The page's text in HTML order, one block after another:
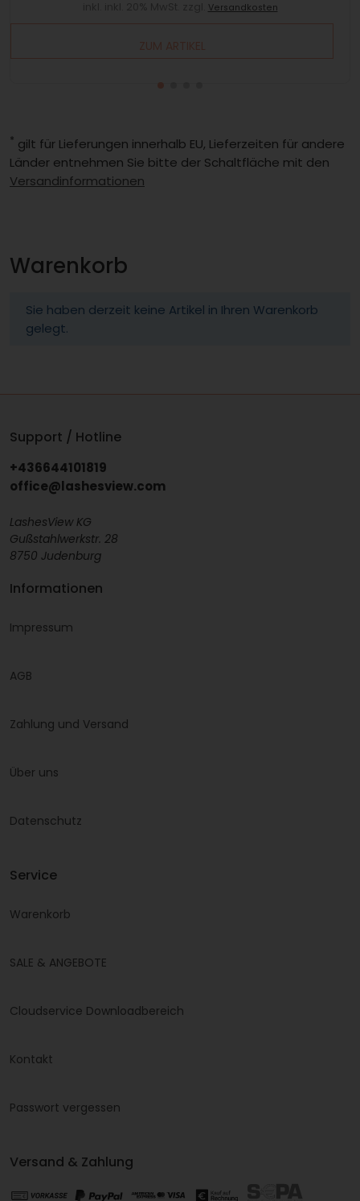
Versandkosten
ZUM ARTIKEL
* gilt für Lieferungen innerhalb EU, Lieferzeiten für andere
Länder entnehmen Sie bitte der Schaltfläche mit den
Versandinformationen
Warenkorb
Sie haben derzeit keine Artikel in Ihren Warenkorb
gelegt.
Support / Hotline
+436644101819
office@lashesview.com
LashesView KG
Gußstahlwerkstr. 28
8750 Judenburg
Informationen
Impressum
AGB
Zahlung und Versand
Über uns
Datenschutz
Service
Warenkorb
SALE & ANGEBOTE
Cloudservice Downloadbereich
Kontakt
Passwort vergessen
Versand & Zahlung